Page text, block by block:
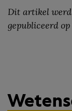
Dit artikel
gepubliceerd